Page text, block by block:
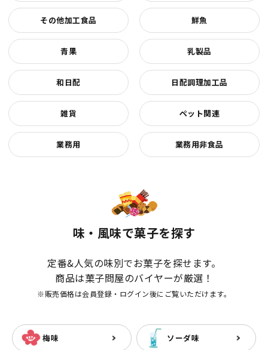
その他加工食品 鮮魚
青果 乳製品
和日配 日配調理加工品
雑貨 ペット関連
業務用 業務用非食品
味・風味で菓子を探す
定番&人気の味別でお菓子を探せます。
商品は菓子問屋のバイヤーが厳選！
※販売価格は会員登録・ログイン後にご覧いただけます。
梅味 ソーダ味